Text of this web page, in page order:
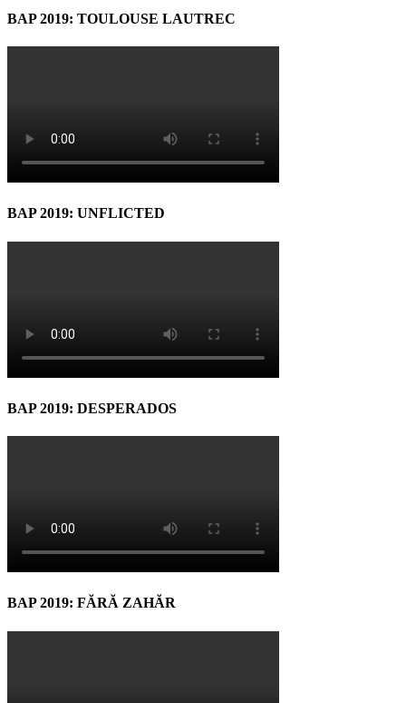
BAP 2019: TOULOUSE LAUTREC
BAP 2019: UNFLICTED
BAP 2019: DESPERADOS
BAP 2019: FĂRĂ ZAHĂR